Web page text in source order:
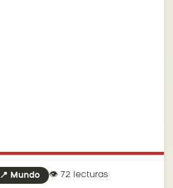
📍 Mundo 👁️ 72 lecturas